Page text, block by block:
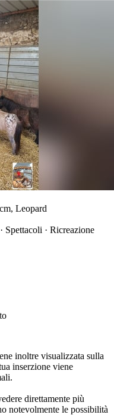
Leopard
Spettacoli · Ricreazione
inoltre visualizzata sulla
inserzione viene
direttamente più
notevolmente le possibilità